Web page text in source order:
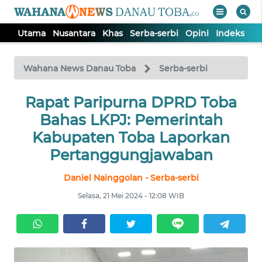
Utama Nusantara Khas Serba-serbi Opini Indeks
Wahana News Danau Toba Serba-serbi
Rapat Paripurna DPRD Toba
Bahas LKPJ: Pemerintah
Kabupaten Toba Laporkan
Pertanggungjawaban
Daniel Nainggolan - Serba-serbi
Selasa, 21 Mei 2024 - 12:08 WIB
TV
Tutup
UTAMA
NUSANTARA
SERBI
OPINI